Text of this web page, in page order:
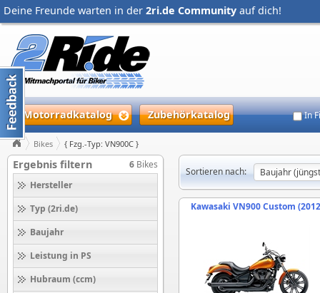
Deine Freunde warten in der 2ri.de Community auf dich!
Motorradkatalog Zubehörkatalog In
Bikes { Fzg.-Typ: VN900C }
Ergebnis filtern 6 Bikes
Hersteller
Typ (2ri.de)
Baujahr
Leistung in PS
Hubraum (ccm)
Sortieren nach:
Kawasaki VN900 Custom